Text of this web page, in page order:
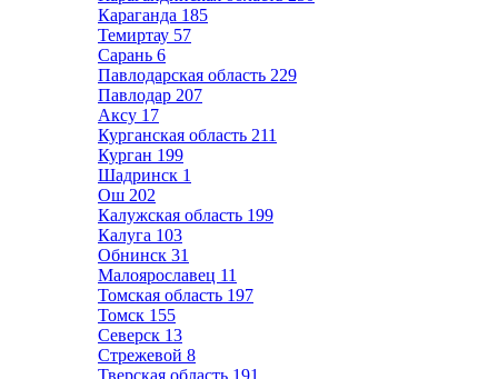
Караганда 185
Темиртау 57
Сарань 6
Павлодарская область 229
Павлодар 207
Аксу 17
Курганская область 211
Курган 199
Шадринск 1
Ош 202
Калужская область 199
Калуга 103
Обнинск 31
Малоярославец 11
Томская область 197
Томск 155
Северск 13
Стрежевой 8
Тверская область 191